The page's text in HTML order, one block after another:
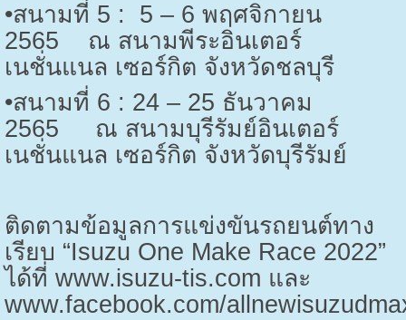
•สนามที่ 5 : 5 – 6 พฤศจิกายน
2565 ณ สนามพีระอินเตอร์
เนชั่นแนล เซอร์กิต จังหวัดชลบุรี
•สนามที่ 6 : 24 – 25 ธันวาคม
2565 ณ สนามบุรีรัมย์อินเตอร์
เนชั่นแนล เซอร์กิต จังหวัดบุรีรัมย์
ติดตามข้อมูลการแข่งขันรถยนต์ทาง
เรียบ “Isuzu One Make Race 2022”
ได้ที่ www.isuzu-tis.com และ
www.facebook.com/